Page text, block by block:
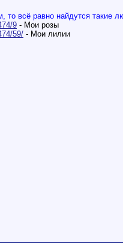
всё равно найдутся такие
9 - Мои розы
59/ - Мои лилии